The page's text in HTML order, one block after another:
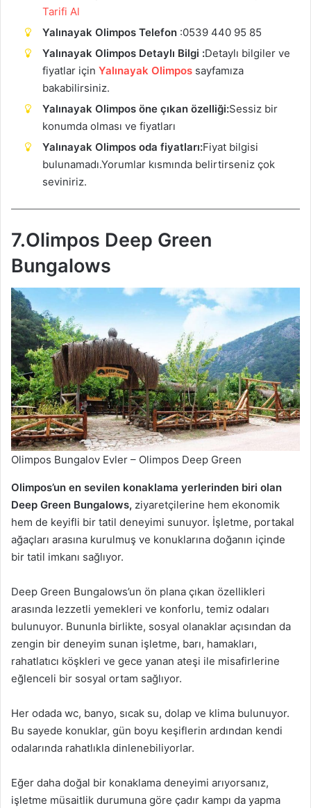
Tarifi Al
Yalınayak Olimpos Telefon :0539 440 95 85
Yalınayak Olimpos Detaylı Bilgi :Detaylı bilgiler ve
fiyatlar için Yalınayak Olimpos sayfamıza
bakabilirsiniz.
Yalınayak Olimpos öne çıkan özelliği:Sessiz bir
konumda olması ve fiyatları
Yalınayak Olimpos oda fiyatları:Fiyat bilgisi
bulunamadı.Yorumlar kısmında belirtirseniz çok
seviniriz.
7.Olimpos Deep Green
Bungalows
Olimpos Bungalov Evler – Olimpos Deep Green
Olimpos’un en sevilen konaklama yerlerinden biri olan
Deep Green Bungalows, ziyaretçilerine hem ekonomik
hem de keyifli bir tatil deneyimi sunuyor. İşletme, portakal
ağaçları arasına kurulmuş ve konuklarına doğanın içinde
bir tatil imkanı sağlıyor.
Deep Green Bungalows’un ön plana çıkan özellikleri
arasında lezzetli yemekleri ve konforlu, temiz odaları
bulunuyor. Bununla birlikte, sosyal olanaklar açısından da
zengin bir deneyim sunan işletme, barı, hamakları,
rahatlatıcı köşkleri ve gece yanan ateşi ile misafirlerine
eğlenceli bir sosyal ortam sağlıyor.
Her odada wc, banyo, sıcak su, dolap ve klima bulunuyor.
Bu sayede konuklar, gün boyu keşiflerin ardından kendi
odalarında rahatlıkla dinlenebiliyorlar.
Eğer daha doğal bir konaklama deneyimi arıyorsanız,
işletme müsaitlik durumuna göre çadır kampı da yapma